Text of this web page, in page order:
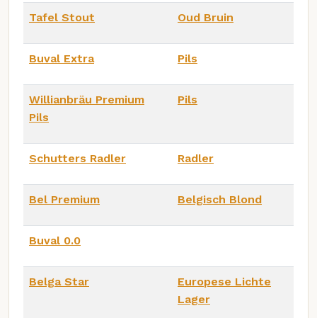
Tafel Stout Oud Bruin
Buval Extra Pils
Willianbräu Premium
Pils
Pils
Schutters Radler Radler
Bel Premium Belgisch Blond
Buval 0.0
Belga Star
Europese Lichte
Lager